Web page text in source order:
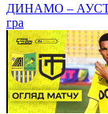
ДИНАМО –
гра